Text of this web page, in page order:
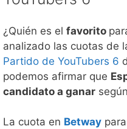
¿Quién es el favorito
analizado las cuotas de
Partido de YouTubers 6
podemos afirmar que
candidato a ganar
La cuota en Betway